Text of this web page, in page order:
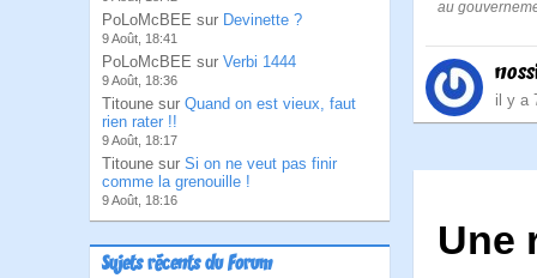
PoLoMcBEE sur Devinette ?
9 Août, 18:41
PoLoMcBEE sur Verbi 1444
9 Août, 18:36
Titoune sur Quand on est vieux, faut
rien rater !!
9 Août, 18:17
Titoune sur Si on ne veut pas finir
comme la grenouille !
9 Août, 18:16
Sujets récents du Forum
au
il y a
Une